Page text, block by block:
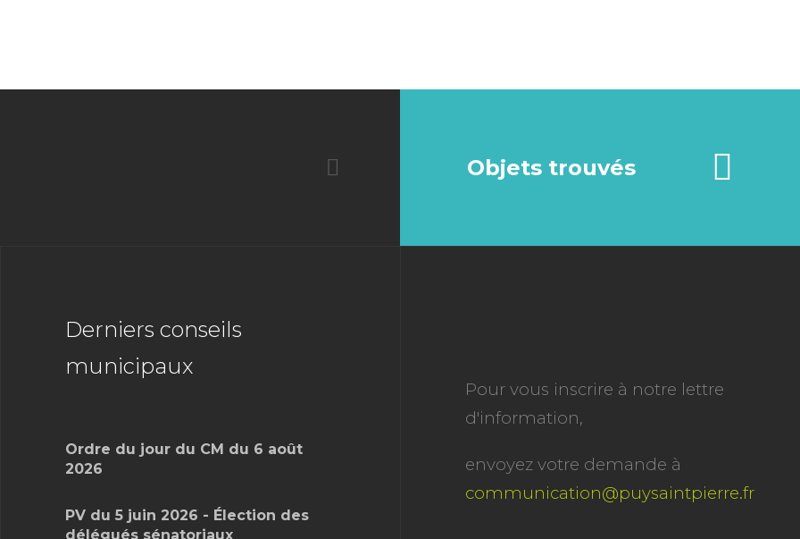
Objets trouvés
Derniers conseils
municipaux
Ordre du jour du CM du 6 août
2026
PV du 5 juin 2026 - Élection des
délégués sénatoriaux
Pour vous inscrire à notre lettre
d'information,
envoyez votre demande à
communication@puysaintpierre.fr